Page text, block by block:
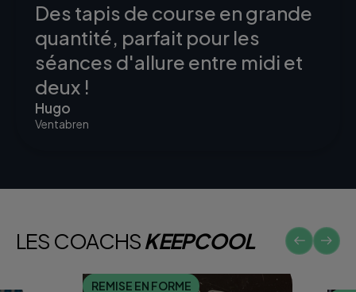
Des tapis de course en grande
quantité, parfait pour les
séances d'allure entre midi et
deux !
Hugo
Ventabren
LES COACHSKEEPCOOL
REMISE EN FORME